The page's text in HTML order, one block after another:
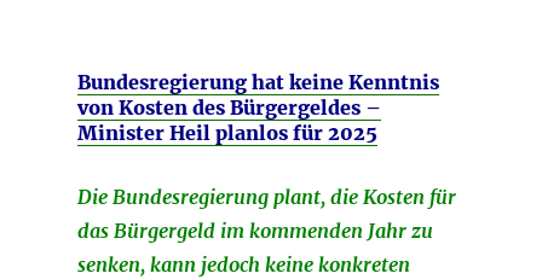
Bundesregierung hat keine Kenntnis
von Kosten des Bürgergeldes –
Minister Heil planlos für 2025
Die Bundesregierung plant, die Kosten für
das Bürgergeld im kommenden Jahr zu
senken, kann jedoch keine konkreten